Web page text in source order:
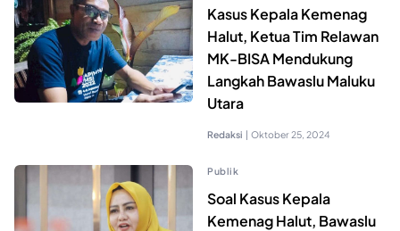
Kasus Kepala Kemenag
Halut, Ketua Tim Relawan
MK-BISA Mendukung
Langkah Bawaslu Maluku
Utara
Redaksi | Oktober 25, 2024
Publik
Soal Kasus Kepala
Kemenag Halut, Bawaslu